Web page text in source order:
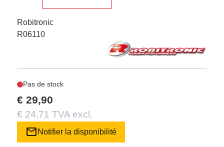
Robitronic
R06110
Pas de stock
€ 29,90
€ 24,71 TVA excl.
mail Notifier la disponibilité